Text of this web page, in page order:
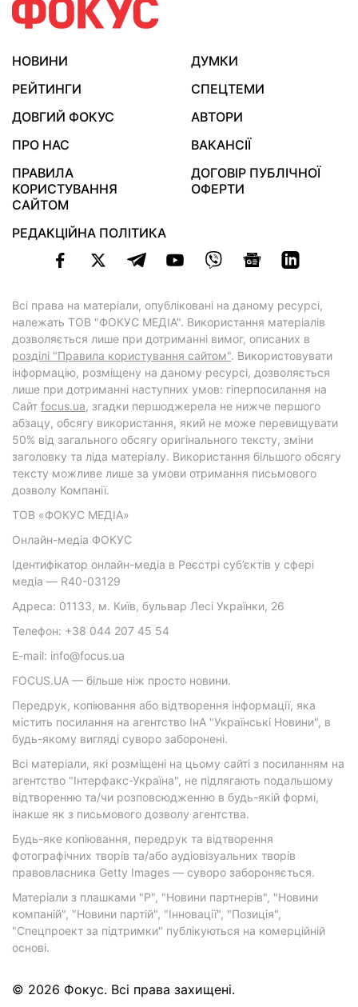
НОВИНИ
ДУМКИ
РЕЙТИНГИ
СПЕЦТЕМИ
ДОВГИЙ ФОКУС
АВТОРИ
ПРО НАС
ВАКАНСІЇ
ПРАВИЛА
КОРИСТУВАННЯ
САЙТОМ
ДОГОВІР ПУБЛІЧНОЇ
ОФЕРТИ
РЕДАКЦІЙНА ПОЛІТИКА
Всі права на матеріали, опубліковані на даному ресурсі,
належать ТОВ "ФОКУС МЕДІА". Використання матеріалів
дозволяється лише при дотриманні вимог, описаних в
розділі "Правила користування сайтом". Використовувати
інформацію, розміщену на даному ресурсі, дозволяється
лише при дотриманні наступних умов: гіперпосилання на
Cайт focus.ua, згадки першоджерела не нижче першого
абзацу, обсягу використання, який не може перевищувати
50% від загального обсягу оригінального тексту, зміни
заголовку та ліда матеріалу. Використання більшого обсягу
тексту можливе лише за умови отримання письмового
дозволу Компанії.
ТОВ «ФОКУС МЕДІА»
Онлайн-медіа ФОКУС
Ідентифікатор онлайн-медіа в Реєстрі суб’єктів у сфері
медіа — R40-03129
Адреса: 01133, м. Київ, бульвар Лесі Українки, 26
Телефон: +38 044 207 45 54
E-mail: info@focus.ua
FOCUS.UA — більше ніж просто новини.
Передрук, копіювання або відтворення інформації, яка
містить посилання на агентство ІнА "Українські Новини", в
будь-якому вигляді суворо заборонені.
Всі матеріали, які розміщені на цьому сайті з посиланням на
агентство "Інтерфакс-Україна", не підлягають подальшому
відтворенню та/чи розповсюдженню в будь-якій формі,
інакше як з письмового дозволу агентства.
Будь-яке копіювання, передрук та відтворення
фотографічних творів та/або аудіовізуальних творів
правовласника Getty Images — суворо забороняється.
Матеріали з плашками "Р", "Новини партнерів", "Новини
компаній", "Новини партій", "Інновації", "Позиція",
"Спецпроект за підтримки" публікуються на комерційній
основі.
© 2026 Фокус. Всі права захищені.